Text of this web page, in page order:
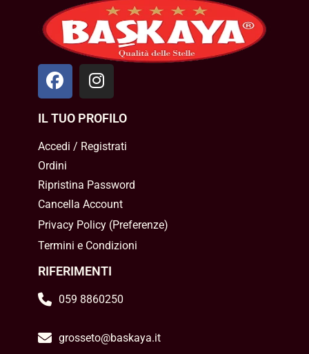
IL TUO PROFILO
Accedi / Registrati
Ordini
Ripristina Password
Cancella Account
Privacy Policy(Preferenze)
Termini e Condizioni
RIFERIMENTI
059 8860250
grosseto@baskaya.it